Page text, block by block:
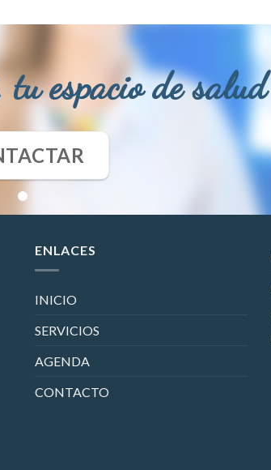
espacio de salud
ENLACES
INICIO
SERVICIOS
AGENDA
CONTACTO